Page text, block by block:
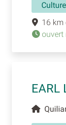
16 km
ouvert
EARL